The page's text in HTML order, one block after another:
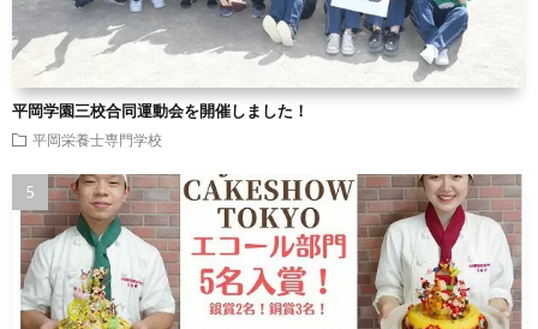
平岡学園三校合同運動会を開催しました！
平岡栄養士専門学校